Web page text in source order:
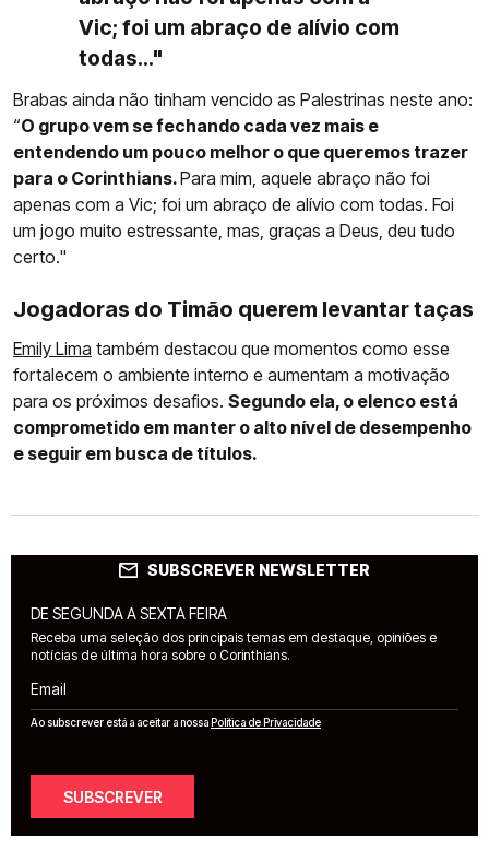
Vic; foi um abraço de alívio com
todas..."
Brabas ainda não tinham vencido as Palestrinas neste ano:
“O grupo vem se fechando cada vez mais e
entendendo um pouco melhor o que queremos trazer
para o Corinthians.Para mim, aquele abraço não foi
apenas com a Vic; foi um abraço de alívio com todas. Foi
um jogo muito estressante, mas, graças a Deus, deu tudo
certo."
Jogadoras do Timão querem levantar taças
Emily Lima também destacou que momentos como esse
fortalecem o ambiente interno e aumentam a motivação
para os próximos desafios. Segundo ela, o elenco está
comprometido em manter o alto nível de desempenho
e seguir em busca de títulos.
SUBSCREVER NEWSLETTER
DE SEGUNDA A SEXTA FEIRA
Receba uma seleção dos principais temas em destaque, opiniões e
notícias de última hora sobre o Corinthians.
Email
Ao subscrever está a aceitar a nossa Política de Privacidade
SUBSCREVER